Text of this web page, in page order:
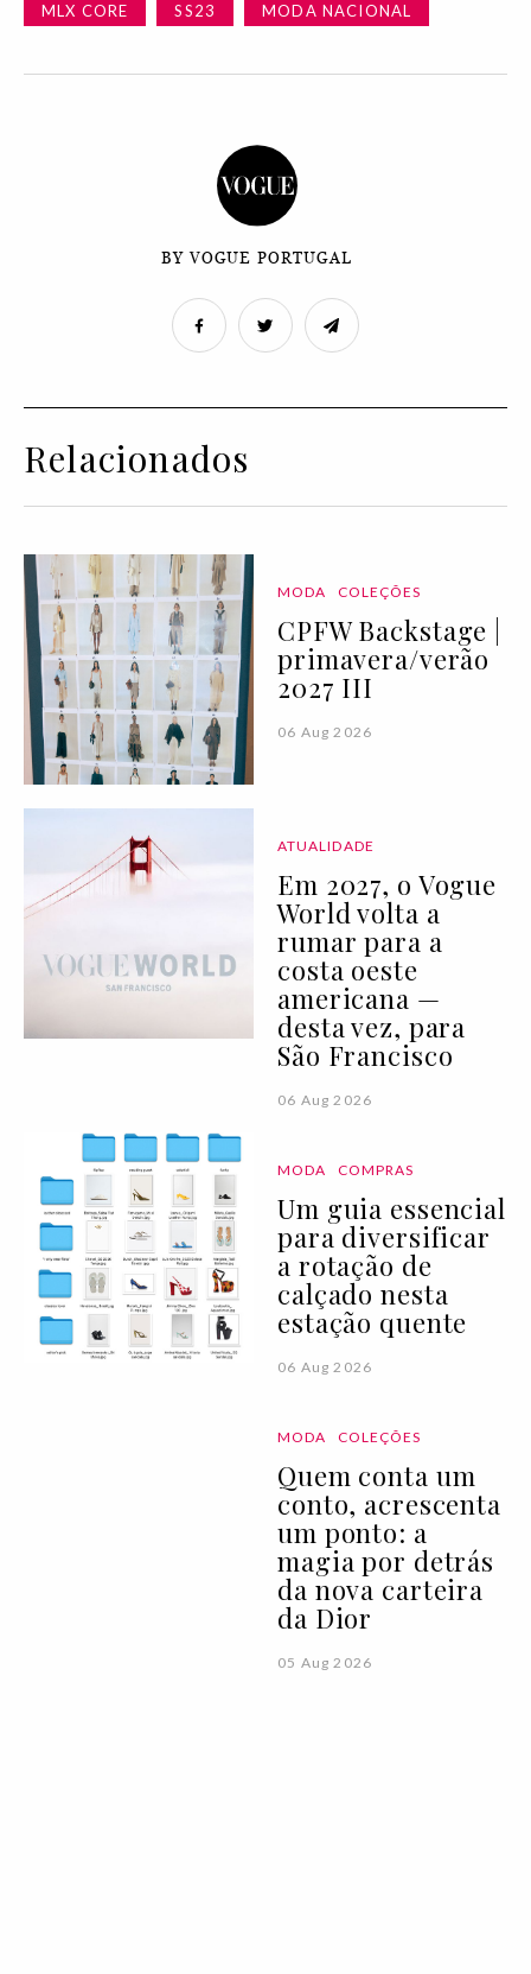
MLX CORE
SS23 MODA NACIONAL
BY VOGUE PORTUGAL
Relacionados
MODA COLEÇÕES
CPFW Backstage |
primavera/verão
2027 III
06 Aug 2026
ATUALIDADE
Em 2027, o Vogue
World volta a
rumar para a
costa oeste
americana —
desta vez, para
São Francisco
06 Aug 2026
MODA COMPRAS
Um guia essencial
para diversificar
a rotação de
calçado nesta
estação quente
06 Aug 2026
MODA COLEÇÕES
Quem conta um
conto, acrescenta
um ponto: a
magia por detrás
da nova carteira
da Dior
05 Aug 2026